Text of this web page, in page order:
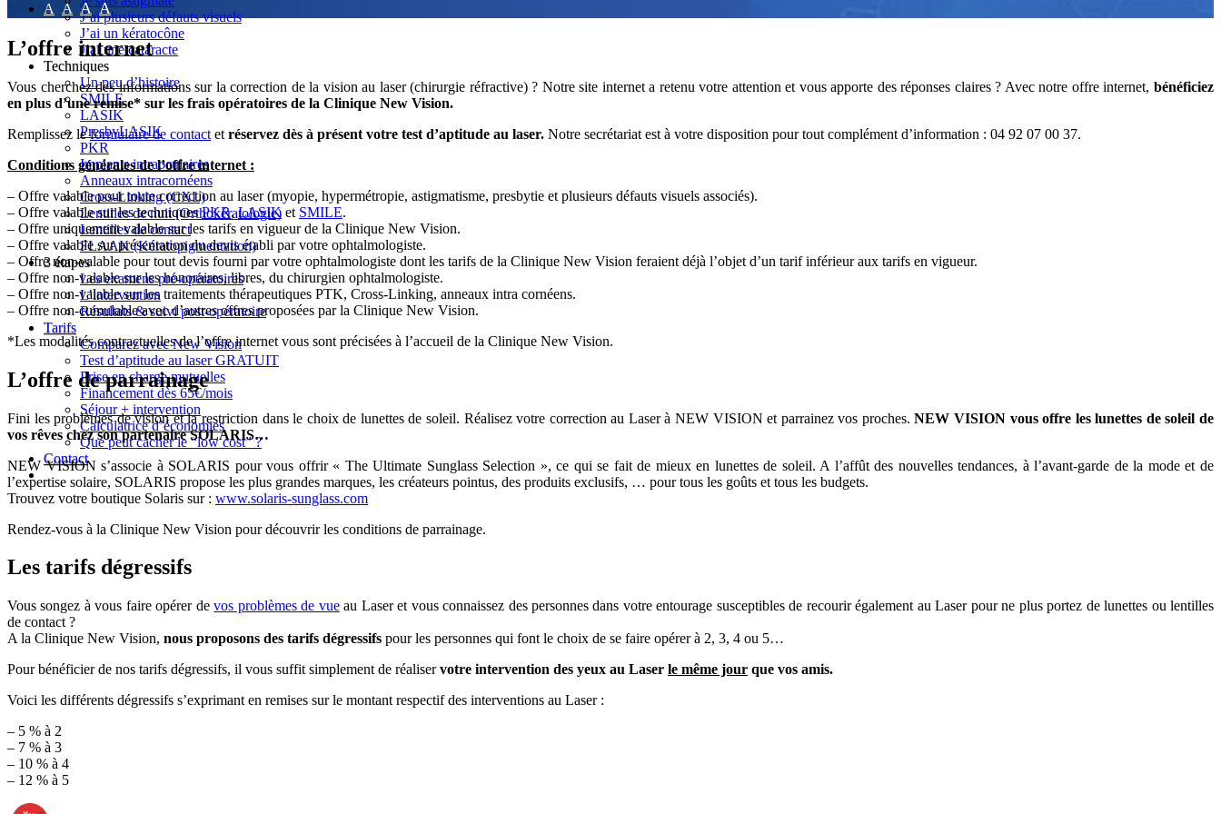
J’ai plusieurs défauts visuels
J’ai un kératocône
J’ai une cataracte
Techniques
Un peu d’histoire
SMILE
LASIK
PresbyLASIK
PKR
Implants intraoculaires
Anneaux intracornéens
Cross-Linking (CXL)
Lentilles de nuit (Orthokératologie)
Lentilles de contact
FLAAK (Kératopigmentation)
3 étapes
Les examens pré-opératoires
L’intervention
Résultats & suivi post-opératoire
Tarifs
Comparez avec New Vision
Test d’aptitude au laser GRATUIT
Prise en charge mutuelles
Financement dès 65€/mois
Séjour + intervention
Calculatrice d’économies
Que peut cacher le “low cost” ?
Contact
A A A A
L’offre internet
Vous cherchez des informations sur la correction de la vision au laser (chirurgie réfractive) ? Notre site internet a retenu votre attention et vous apporte des réponses claires ? Avec notre offre internet, bénéficiez
en plus d’une remise* sur les frais opératoires de la Clinique New Vision.
Remplissez leformulaire de contact et réservez dès à présent votre test d’aptitude au laser. Notre secrétariat est à votre disposition pour tout complément d’information : 04 92 07 00 37.
Conditions générales de l’offre internet :
– Offre valable pour toute correction au laser (myopie, hypermétropie, astigmatisme, presbytie et plusieurs défauts visuels associés).
– Offre valable sur les techniquesPKR,LASIK et SMILE.
– Offre uniquement valable sur les tarifs en vigueur de la Clinique New Vision.
– Offre valable sur présentation du devis établi par votre ophtalmologiste.
– Offre non-valable pour tout devis fourni par votre ophtalmologiste dont les tarifs de la Clinique New Vision feraient déjà l’objet d’un tarif inférieur aux tarifs en vigueur.
– Offre non-valable sur les honoraires, libres, du chirurgien ophtalmologiste.
– Offre non-valable sur les traitements thérapeutiques PTK, Cross-Linking, anneaux intra cornéens.
– Offre non-cumulable avec d’autres offres proposées par la Clinique New Vision.
*Les modalités contractuelles de l’offre internet vous sont précisées à l’accueil de la Clinique New Vision.
L’offre de parrainage
Fini les problèmes de vision et la restriction dans le choix de lunettes de soleil. Réalisez votre correction au Laser à NEW VISION et parrainez vos proches.NEW VISION vous offre les lunettes de soleil de
vos rêves chez son partenaire SOLARIS…
NEW VISION s’associe à SOLARIS pour vous offrir « The Ultimate Sunglass Selection », ce qui se fait de mieux en lunettes de soleil. A l’affût des nouvelles tendances, à l’avant-garde de la mode et de
l’expertise solaire, SOLARIS propose les plus grandes marques, les créateurs pointus, des produits exclusifs, … pour tous les goûts et tous les budgets.
Trouvez votre boutique Solaris sur : www.solaris-sunglass.com
Rendez-vous à la Clinique New Vision pour découvrir les conditions de parrainage.
Les tarifs dégressifs
Vous songez à vous faire opérer devos problèmes de vueau Laser et vous connaissez des personnes dans votre entourage susceptibles de recourir également au Laser pour ne plus portez de lunettes ou lentilles
de contact ?
A la Clinique New Vision, nous proposons des tarifs dégressifs pour les personnes qui font le choix de se faire opérer à 2, 3, 4 ou 5…
Pour bénéficier de nos tarifs dégressifs, il vous suffit simplement de réaliservotre intervention des yeux au Laser le même jour que vos amis.
Voici les différents dégressifs s’exprimant en remises sur le montant respectif des interventions au Laser :
– 5 % à 2
– 7 % à 3
– 10 % à 4
– 12 % à 5